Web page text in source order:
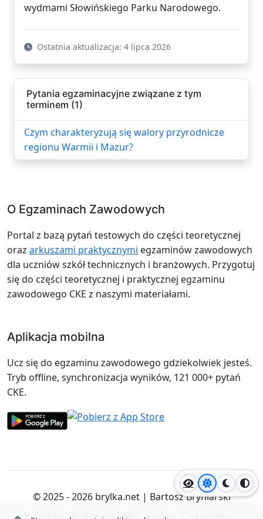
Jasny motyw
Ciemny
wydmami Słowińskiego Parku Narodowego.
Ostatnia aktualizacja: 4 lipca 2026
Pytania egzaminacyjne związane z tym
terminem (1)
Czym charakteryzują się walory przyrodnicze
regionu Warmii i Mazur?
O Egzaminach Zawodowych
Portal z bazą pytań testowych do części teoretycznej
oraz arkuszami praktycznymi egzaminów zawodowych
dla uczniów szkół technicznych i branżowych. Przygotuj
się do części teoretycznej i praktycznej egzaminu
zawodowego CKE z naszymi materiałami.
Aplikacja mobilna
Ucz się do egzaminu zawodowego gdziekolwiek jesteś.
Tryb offline, synchronizacja wyników, 121 000+ pytań
CKE.
© 2025 - 2026 brylka.net| Bartosz Bryniarski
Kwalifikacje
Słownik |Blog | Opinie